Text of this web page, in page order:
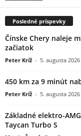
Posledné príspevky
Čínske Chery naleje
začiatok
Peter Kríž - 5. augusta 2026
450 km za 9 minút
Peter Kríž - 5. augusta 2026
Základné elektro-
Taycan Turbo S